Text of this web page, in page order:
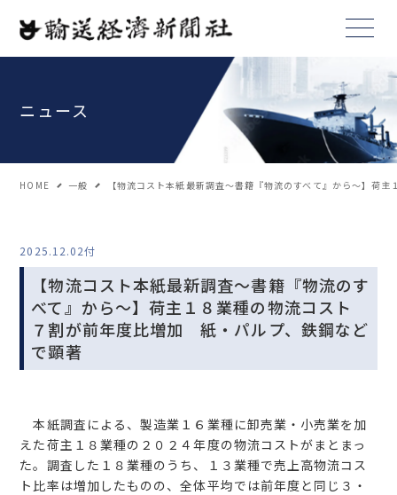
ニュース
HOME 一般 【物流コスト本紙最新調査～書籍『物流のすべて』から～】
2025.12.02付
【物流コスト本紙最新調査～書籍『物流のす
べて』から～】荷主１８業種の物流コスト
７割が前年度比増加 紙・パルプ、鉄鋼など
で顕著
本紙調査による、製造業１６業種に卸売業・小売業を加
えた荷主１８業種の２０２４年度の物流コストがまとまっ
た。調査した１８業種のうち、１３業種で売上高物流コス
ト比率は増加したものの、全体平均では前年度と同じ３・